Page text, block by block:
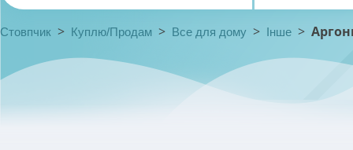
Стовпчик > Куплю/Продам > Все для дому > Інше >